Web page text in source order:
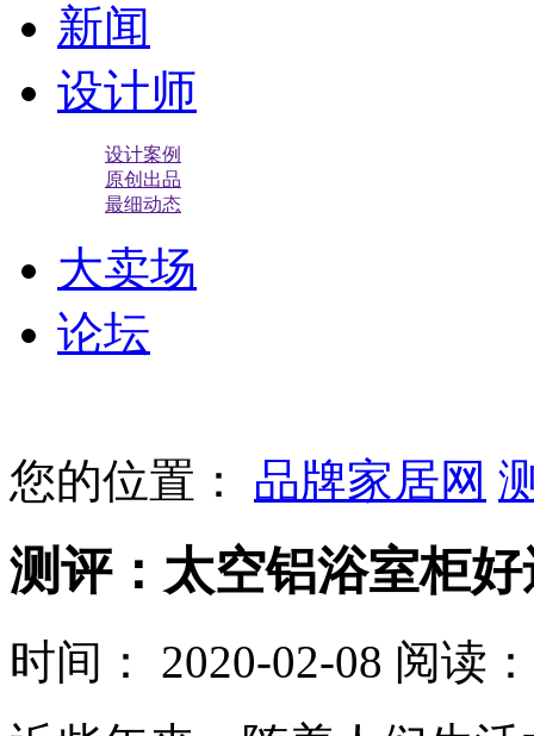
新闻
设计师
设计案例
原创出品
最细动态
大卖场
论坛
您的位置： 品牌家居网
测评：太空铝浴室柜
时间： 2020-02-08 阅读